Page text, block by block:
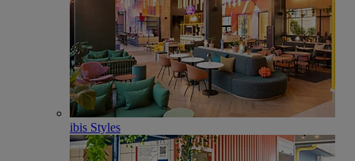
ibis Styles